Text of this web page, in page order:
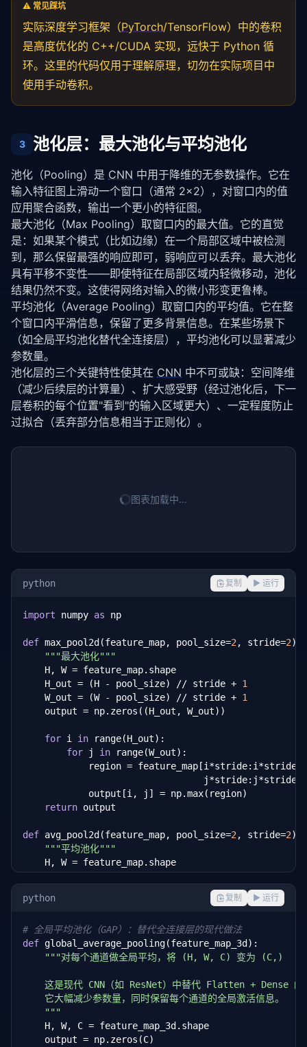
⚠️ 常见踩坑
实际深度学习框架（PyTorch/TensorFlow）中的卷积
是高度优化的 C++/CUDA 实现，远快于 Python 循
环。这里的代码仅用于理解原理，切勿在实际项目中
使用手动卷积。
3 池化层：最大池化与平均池化
池化（Pooling）是 CNN 中用于降维的无参数操作。它在
输入特征图上滑动一个窗口（通常 2×2），对窗口内的值
应用聚合函数，输出一个更小的特征图。
最大池化（Max Pooling）取窗口内的最大值。它的直觉
是：如果某个模式（比如边缘）在一个局部区域中被检测
到，那么保留最强的响应即可，弱响应可以丢弃。最大池化
具有平移不变性——即使特征在局部区域内轻微移动，池化
结果仍然不变。这使得网络对输入的微小形变更鲁棒。
平均池化（Average Pooling）取窗口内的平均值。它在整
个窗口内平滑信息，保留了更多背景信息。在某些场景下
（如全局平均池化替代全连接层），平均池化可以显著减少
参数量。
池化层的三个关键特性使其在 CNN 中不可或缺：空间降维
（减少后续层的计算量）、扩大感受野（经过池化后，下一
层卷积的每个位置"看到"的输入区域更大）、一定程度防止
过拟合（丢弃部分信息相当于正则化）。
图表加载中…
python 复制 ▶ 运行
import numpy as np
def max_pool2d(feature_map, pool_size=2 , stride=2):
"""最大池化"""
    H, W = feature_map.shape
    H_out = (H - pool_size) // stride +
1
    W_out = (W - pool_size) // stride +
1
    output = np.zeros((H_out, W_out))
for i in range(H_out):
for j in range(W_out):
region =
            output[i, j] = np.max(region)
return output
def avg_pool2d(feature_map, pool_size=2 , stride=2):
"""平均池化"""
    H, W = feature_map.shape
    H_out = (H - pool_size) // stride +
1
    W_out = (W - pool_size) // stride +
1
    output = np.zeros((H_out, W_out))
for i in range(H_out):
for j in range(W_out):
region =
            output[i, j] = np.mean(region)
return output
# 演示
fm = np.array([
python 复制 ▶ 运行
# 全局平均池化（GAP）：替代全连接层的现代做法
def global_average_pooling(feature_map_3d):
"""对每个通道做全局平均，将 (H, W, C) 变为 (C,)
这是现代 CNN（如 ResNet）中替代 Flatten + Dense 的
    它大幅减少参数量，同时保留每个通道的全局激活信息。
    """
    H, W, C = feature_map_3d.shape
    output = np.zeros(C)